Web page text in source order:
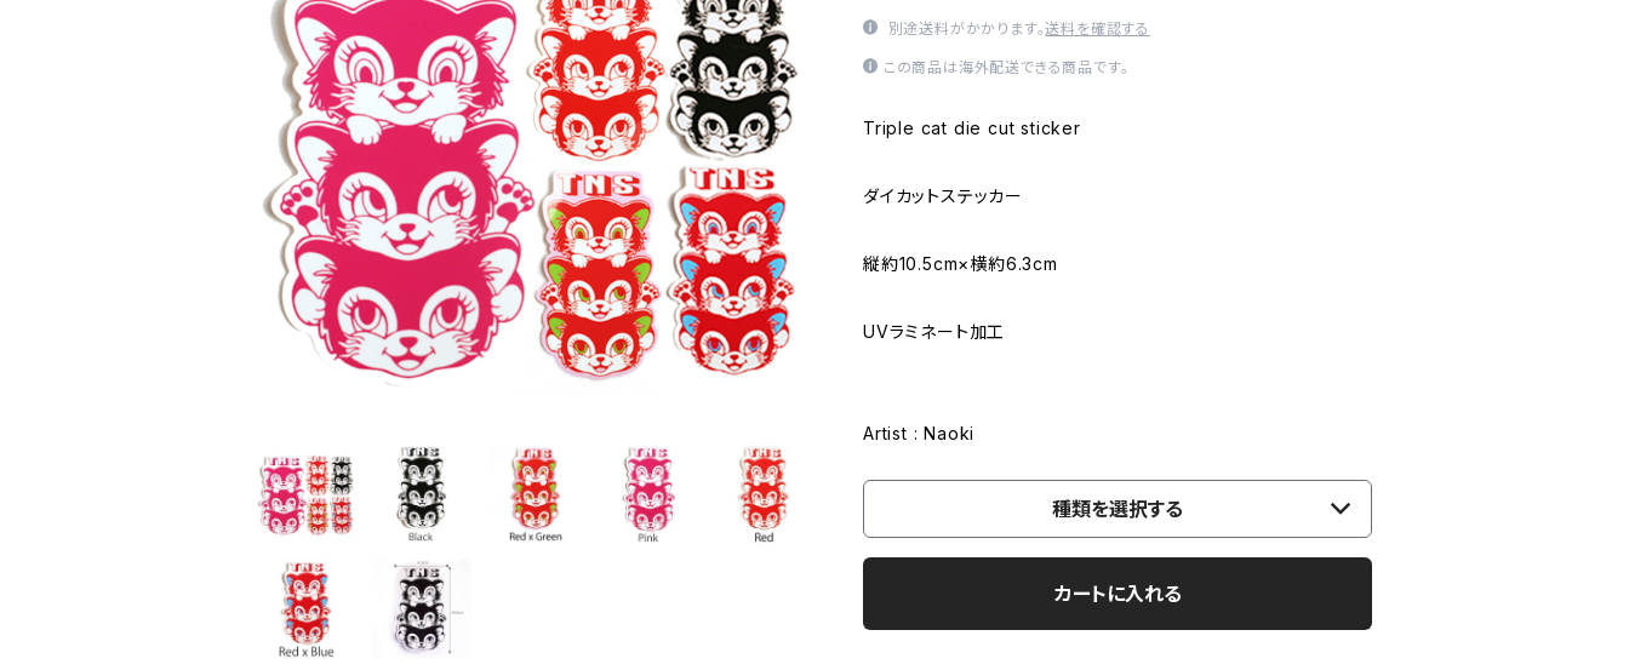
別途送料がかかります。送料を確認する
この商品は海外配送できる商品です。
Triple cat die cut sticker
ダイカットステッカー
縦約10.5cm×横約6.3cm
UVラミネート加工
Artist : Naoki
種類を選択する
カートに入れる